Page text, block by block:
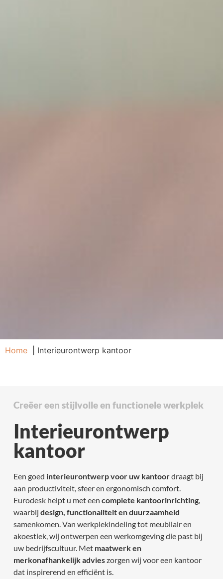
Home Interieurontwerp kantoor
Creëer een stijlvolle en functionele werkplek
Interieurontwerp
kantoor
Een goed interieurontwerp voor uw kantoordraagt bij
aan productiviteit, sfeer en ergonomisch comfort.
Eurodesk helpt u met een complete kantoorinrichting,
waarbij design, functionaliteit en duurzaamheid
samenkomen. Van werkplekindeling tot meubilair en
akoestiek, wij ontwerpen een werkomgeving die past bij
uw bedrijfscultuur. Met maatwerk en
merkonafhankelijk advieszorgen wij voor een kantoor
dat inspirerend en efficiënt is.